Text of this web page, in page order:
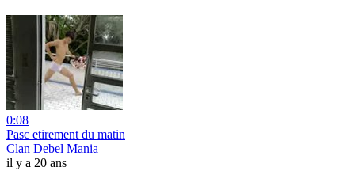
0:08
Pasc etirement du matin
Clan Debel Mania
il y a 20 ans